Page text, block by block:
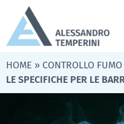
HOME » CONTROLLO FUMO
LE SPECIFICHE PER LE